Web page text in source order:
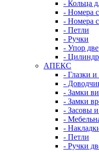
- Кольца
- Номера
- Номера
- Петли
- Ручки
- Упор
-
АПЕКС
- Глазки
-
- Замки
- Замки
- Засовы
-
-
- Петли
- Ручки